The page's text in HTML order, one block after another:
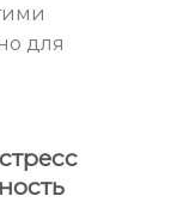
для